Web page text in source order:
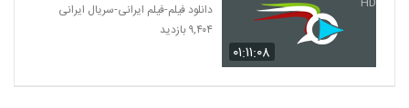
۰۱:۱۱:۰۸
دانلود فیلم-فیلم ایرانی-سریال ایرانی
۹,۴۰۴ بازدید